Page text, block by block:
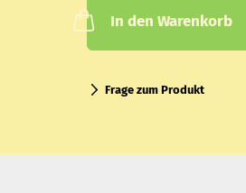
In den Warenkorb
Frage zum Produkt